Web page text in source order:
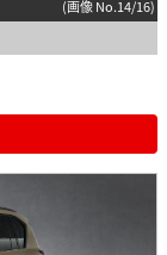
(画像 No.14/16)